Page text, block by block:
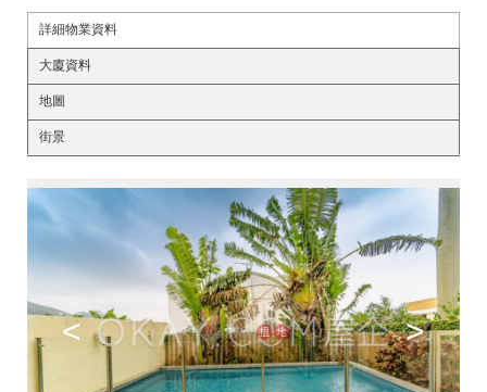
詳細物業資料
大廈資料
地圖
街景
< >